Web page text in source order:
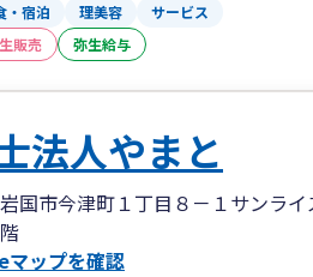
・宿泊 理美容 サービス
販売 弥生給与
法人やまと
国市今津町１丁目８－１サンラ
マップを確認